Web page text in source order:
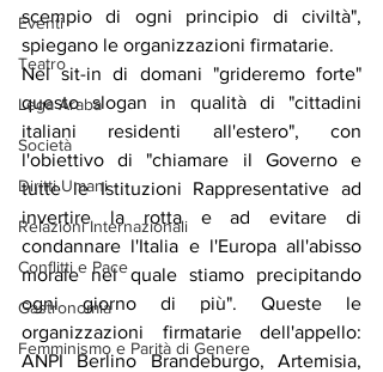
Eventi
Teatro
Lega Araba
Società
Diritti Umani
Relazioni Internazionali
Conflitti e Pace
Gastronomia
Femminismo e Parità di Genere
scempio di ogni principio di civiltà",
spiegano le organizzazioni firmatarie.
Nel sit-in di domani "grideremo forte"
questo slogan in qualità di "cittadini
italiani residenti all'estero", con
l'obiettivo di "chiamare il Governo e
tutte le Istituzioni Rappresentative ad
invertire la rotta e ad evitare di
condannare l'Italia e l'Europa all'abisso
morale nel quale stiamo precipitando
ogni giorno di più". Queste le
organizzazioni firmatarie dell'appello:
ANPI Berlino Brandeburgo, Artemisia,